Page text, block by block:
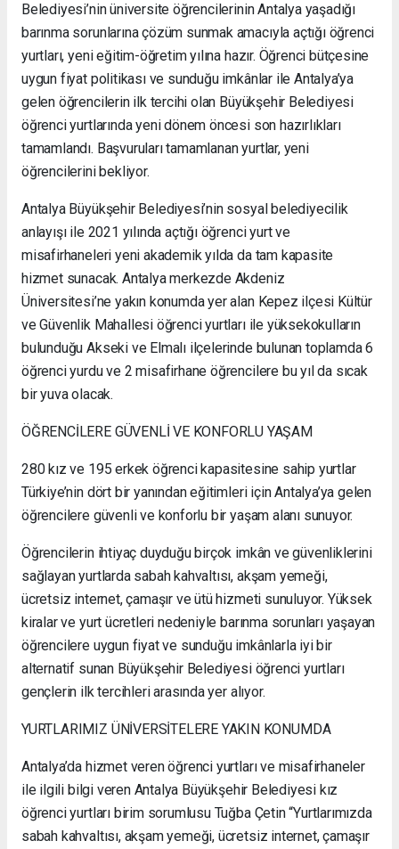
Belediyesi’nin üniversite öğrencilerinin Antalya yaşadığı
barınma sorunlarına çözüm sunmak amacıyla açtığı öğrenci
yurtları, yeni eğitim-öğretim yılına hazır. Öğrenci bütçesine
uygun fiyat politikası ve sunduğu imkânlar ile Antalya’ya
gelen öğrencilerin ilk tercihi olan Büyükşehir Belediyesi
öğrenci yurtlarında yeni dönem öncesi son hazırlıkları
tamamlandı. Başvuruları tamamlanan yurtlar, yeni
öğrencilerini bekliyor.
Antalya Büyükşehir Belediyesi’nin sosyal belediyecilik
anlayışı ile 2021 yılında açtığı öğrenci yurt ve
misafirhaneleri yeni akademik yılda da tam kapasite
hizmet sunacak. Antalya merkezde Akdeniz
Üniversitesi’ne yakın konumda yer alan Kepez ilçesi Kültür
ve Güvenlik Mahallesi öğrenci yurtları ile yüksekokulların
bulunduğu Akseki ve Elmalı ilçelerinde bulunan toplamda 6
öğrenci yurdu ve 2 misafirhane öğrencilere bu yıl da sıcak
bir yuva olacak.
ÖĞRENCİLERE GÜVENLİ VE KONFORLU YAŞAM
280 kız ve 195 erkek öğrenci kapasitesine sahip yurtlar
Türkiye’nin dört bir yanından eğitimleri için Antalya’ya gelen
öğrencilere güvenli ve konforlu bir yaşam alanı sunuyor.
Öğrencilerin ihtiyaç duyduğu birçok imkân ve güvenliklerini
sağlayan yurtlarda sabah kahvaltısı, akşam yemeği,
ücretsiz internet, çamaşır ve ütü hizmeti sunuluyor. Yüksek
kiralar ve yurt ücretleri nedeniyle barınma sorunları yaşayan
öğrencilere uygun fiyat ve sunduğu imkânlarla iyi bir
alternatif sunan Büyükşehir Belediyesi öğrenci yurtları
gençlerin ilk tercihleri arasında yer alıyor.
YURTLARIMIZ ÜNİVERSİTELERE YAKIN KONUMDA
Antalya’da hizmet veren öğrenci yurtları ve misafirhaneler
ile ilgili bilgi veren Antalya Büyükşehir Belediyesi kız
öğrenci yurtları birim sorumlusu Tuğba Çetin “Yurtlarımızda
sabah kahvaltısı, akşam yemeği, ücretsiz internet, çamaşır